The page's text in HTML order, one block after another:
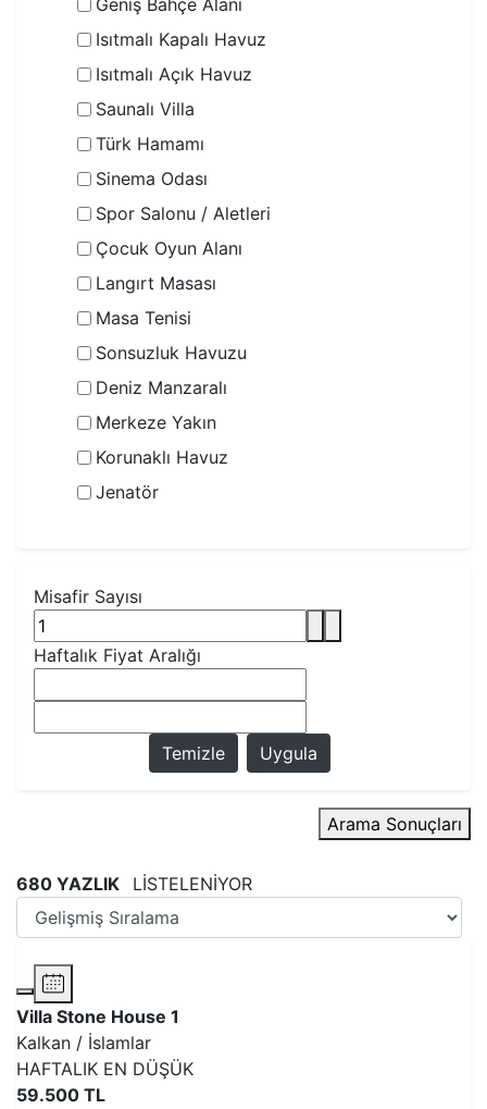
Geniş Bahçe Alanı
Isıtmalı Kapalı Havuz
Isıtmalı Açık Havuz
Saunalı Villa
Türk Hamamı
Sinema Odası
Spor Salonu / Aletleri
Çocuk Oyun Alanı
Langırt Masası
Masa Tenisi
Sonsuzluk Havuzu
Deniz Manzaralı
Merkeze Yakın
Korunaklı Havuz
Jenatör
Misafir Sayısı
Haftalık Fiyat Aralığı
Temizle Uygula
Arama Sonuçları
680 YAZLIK LİSTELENİYOR
Villa Stone House 1
Kalkan / İslamlar
HAFTALIK EN DÜŞÜK
59.500 TL